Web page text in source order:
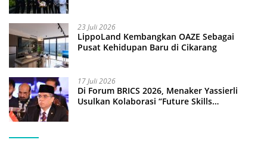
23 Juli 2026
LippoLand Kembangkan OAZE Sebagai
Pusat Kehidupan Baru di Cikarang
17 Juli 2026
Di Forum BRICS 2026, Menaker Yassierli
Usulkan Kolaborasi “Future Skills